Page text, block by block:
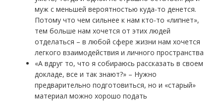
муж с меньшей вероятностью куда-то денется.
Потому что чем сильнее к нам кто-то «липнет»,
тем больше нам хочется от этих людей
отделаться – в любой сфере жизни нам хочется
легкого взаимодействия и личного пространства
«А вдруг то, что я собираюсь рассказать в своем
докладе, все и так знают?» – Нужно
предварительно подготовиться, но и «старый»
материал можно хорошо подать